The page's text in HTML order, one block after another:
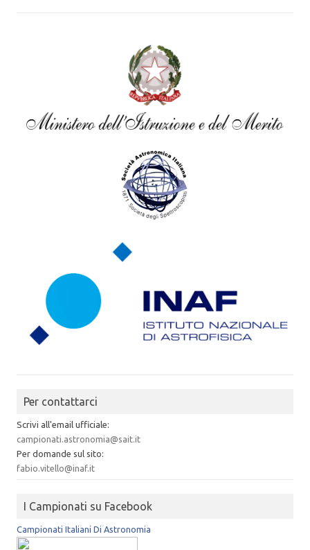
Per contattarci
Scrivi all'email ufficiale:
campionati.astronomia@sait.it
Per domande sul sito:
fabio.vitello@inaf.it
I Campionati su Facebook
Campionati Italiani Di Astronomia